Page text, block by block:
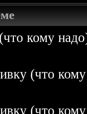
кому
(что
(что